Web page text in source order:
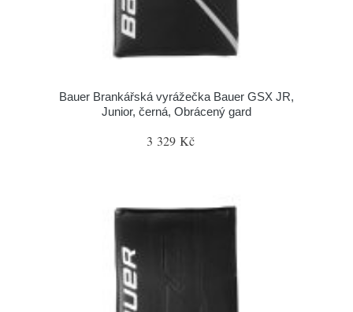
Bauer Brankářská vyrážečka Bauer GSX JR,
Junior, černá, Obrácený gard
3 329 Kč